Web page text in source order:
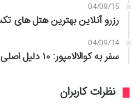
04/09/15
رزرو آنلاین بهترین هتل های
04/09/14
سفر به کوالالامپور: ۱۰ دلیل اصلی محبوبیت پایتخت مالزی
نظرات کاربران